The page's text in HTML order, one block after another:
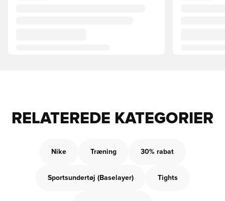
RELATEREDE KATEGORIER
Nike Træning 30% rabat
Sportsundertøj (Baselayer) Tights